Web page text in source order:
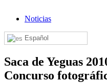
Noticias
Español
Saca de Yeguas
Concurso
Historia de la Virgen del
¿Cuántas hermandades